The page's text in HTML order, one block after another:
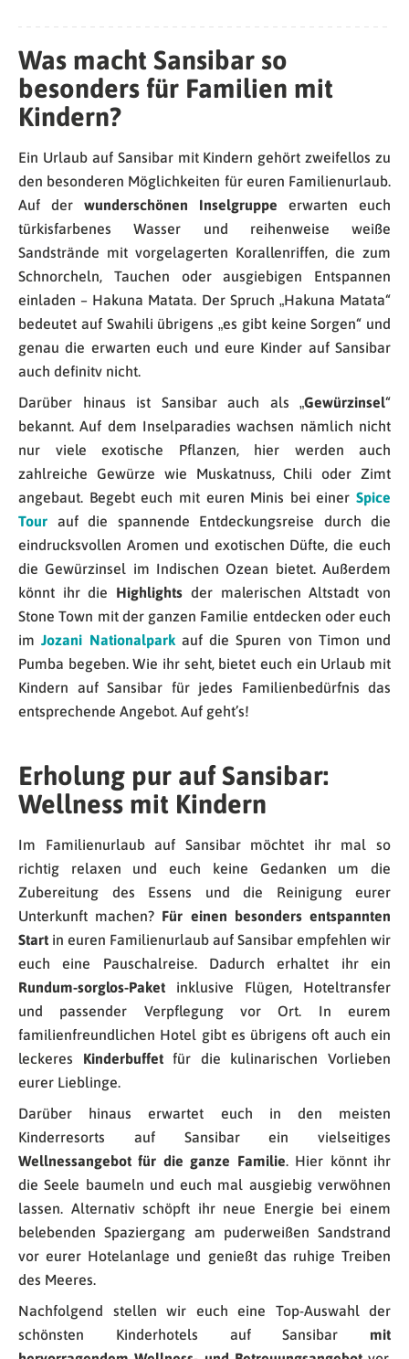
Was macht Sansibar so
besonders für Familien mit
Kindern?
Ein Urlaub auf Sansibar mit Kindern gehört zweifellos zu
den besonderen Möglichkeiten für euren Familienurlaub.
Auf der wunderschönen Inselgruppe erwarten euch
türkisfarbenes Wasser und reihenweise weiße
Sandstrände mit vorgelagerten Korallenriffen, die zum
Schnorcheln, Tauchen oder ausgiebigen Entspannen
einladen – Hakuna Matata. Der Spruch „Hakuna Matata“
bedeutet auf Swahili übrigens „es gibt keine Sorgen“ und
genau die erwarten euch und eure Kinder auf Sansibar
auch definitv nicht.
Darüber hinaus ist Sansibar auch als „Gewürzinsel“
bekannt. Auf dem Inselparadies wachsen nämlich nicht
nur viele exotische Pflanzen, hier werden auch
zahlreiche Gewürze wie Muskatnuss, Chili oder Zimt
angebaut. Begebt euch mit euren Minis bei einer Spice
Tour auf die spannende Entdeckungsreise durch die
eindrucksvollen Aromen und exotischen Düfte, die euch
die Gewürzinsel im Indischen Ozean bietet. Außerdem
könnt ihr die Highlights der malerischen Altstadt von
Stone Town mit der ganzen Familie entdecken oder euch
imJozani Nationalparkauf die Spuren von Timon und
Pumba begeben. Wie ihr seht, bietet euch ein Urlaub mit
Kindern auf Sansibar für jedes Familienbedürfnis das
entsprechende Angebot. Auf geht’s!
Erholung pur auf Sansibar:
Wellness mit Kindern
Im Familienurlaub auf Sansibar möchtet ihr mal so
richtig relaxen und euch keine Gedanken um die
Zubereitung des Essens und die Reinigung eurer
Unterkunft machen? Für einen besonders entspannten
Start in euren Familienurlaub auf Sansibar empfehlen wir
euch eine Pauschalreise. Dadurch erhaltet ihr ein
Rundum-sorglos-Paket inklusive Flügen, Hoteltransfer
und passender Verpflegung vor Ort. In eurem
familienfreundlichen Hotel gibt es übrigens oft auch ein
leckeres Kinderbuffetfür die kulinarischen Vorlieben
eurer Lieblinge.
Darüber hinaus erwartet euch in den meisten
Kinderresorts auf Sansibar ein vielseitiges
Wellnessangebot für die ganze Familie. Hier könnt ihr
die Seele baumeln und euch mal ausgiebig verwöhnen
lassen. Alternativ schöpft ihr neue Energie bei einem
belebenden Spaziergang am puderweißen Sandstrand
vor eurer Hotelanlage und genießt das ruhige Treiben
des Meeres.
Nachfolgend stellen wir euch eine Top-Auswahl der
schönsten Kinderhotels auf Sansibar mit